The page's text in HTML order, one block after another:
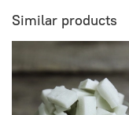
Similar products